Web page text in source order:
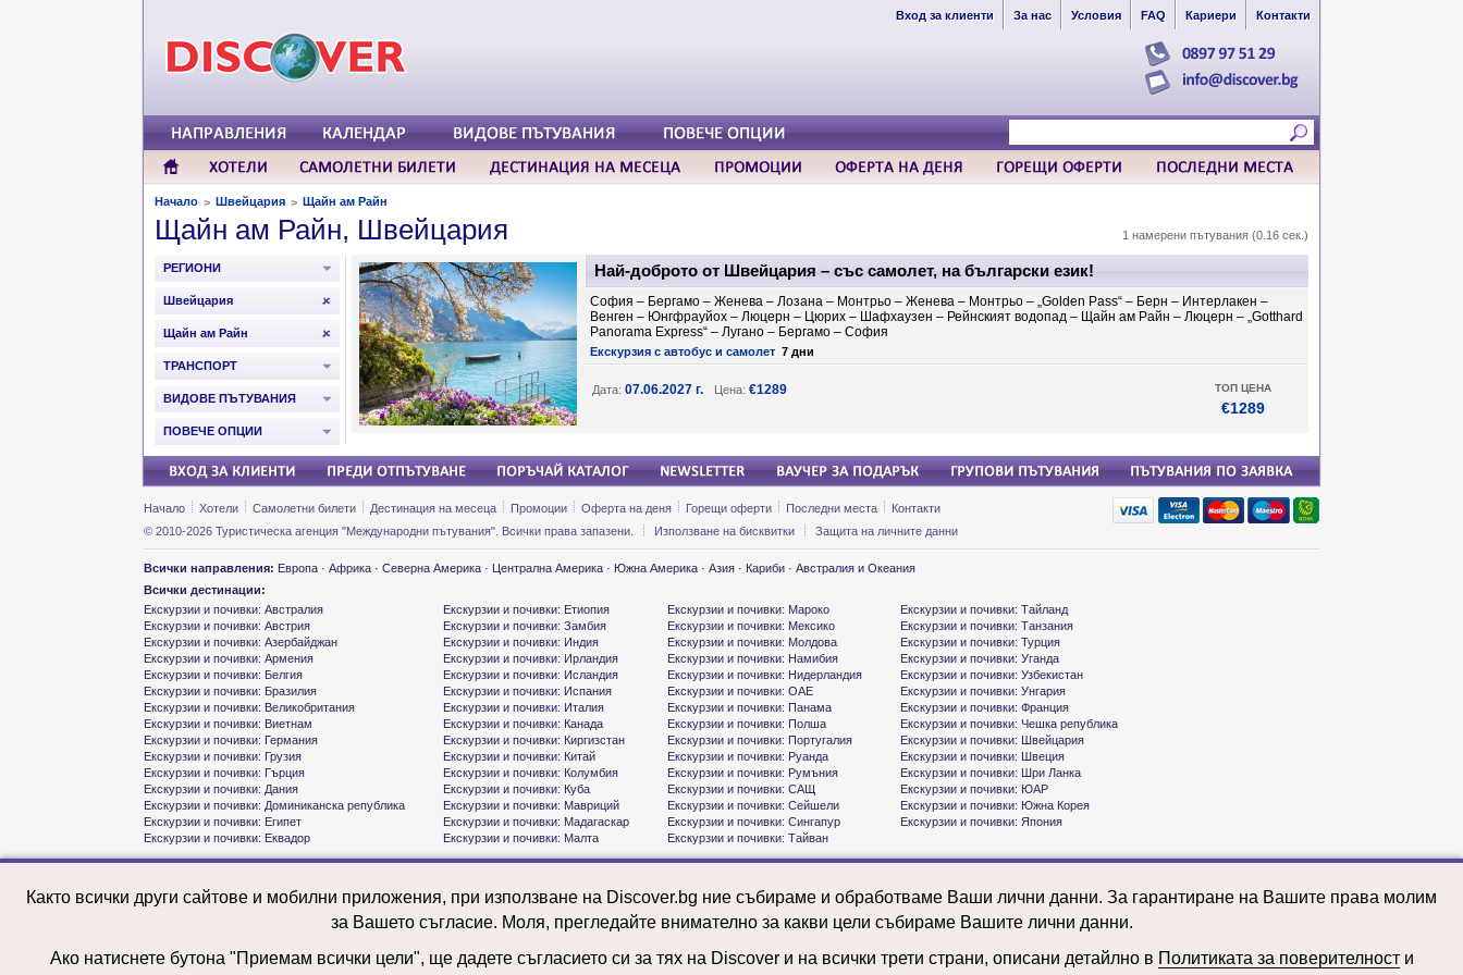
Вход за клиенти За нас Условия FAQ Кариери Контакти
Начало > Швейцария > Щайн ам Райн
Щайн ам Райн, Швейцария 1 намерени пътувания (0.16 сек.)
РЕГИОНИ
Швейцария
Щайн ам Райн
ТРАНСПОРТ
ВИДОВЕ ПЪТУВАНИЯ
ПОВЕЧЕ ОПЦИИ
Най-доброто от Швейцария – със самолет, на български език!
София – Бергамо – Женева – Лозана – Монтрьо – Женева – Монтрьо – „Golden Pаss“ – Берн – Интерлакен –
Венген – Юнгфрауйох – Люцерн – Цюрих – Шафхаузен – Рейнският водопад – Щайн ам Райн – Люцерн – „Gotthard
Panorama Express“ – Лугано – Бергамо – София
Екскурзия с автобус и самолет 7 дни
Дата: 07.06.2027 г. Цена: €1289 ТОП ЦЕНА
€1289
Начало Хотели Самолетни билети Дестинация на месеца Промоции Оферта на деня Горещи оферти Последни места
Контакти
© 2010-2026 Туристическа агенция "Международни пътувания". Всички права запазени.
Използване на бисквитки Защита на личните данни
Всички направления: Европа · Африка · Северна Америка · Централна Америка · Южна Америка · Азия · Кариби · Австралия и Океания
Всички дестинации:
Екскурзии и почивки: Австралия
Екскурзии и почивки: Австрия
Екскурзии и почивки: Азербайджан
Екскурзии и почивки: Армения
Екскурзии и почивки: Белгия
Екскурзии и почивки: Бразилия
Екскурзии и почивки: Великобритания
Екскурзии и почивки: Виетнам
Екскурзии и почивки: Германия
Екскурзии и почивки: Грузия
Екскурзии и почивки: Гърция
Екскурзии и почивки: Дания
Екскурзии и почивки: Доминиканска република
Екскурзии и почивки: Египет
Екскурзии и почивки: Еквадор
Екскурзии и почивки: Етиопия
Екскурзии и почивки: Замбия
Екскурзии и почивки: Индия
Екскурзии и почивки: Ирландия
Екскурзии и почивки: Исландия
Екскурзии и почивки: Испания
Екскурзии и почивки: Италия
Екскурзии и почивки: Канада
Екскурзии и почивки: Киргизстан
Екскурзии и почивки: Китай
Екскурзии и почивки: Колумбия
Екскурзии и почивки: Куба
Екскурзии и почивки: Мавриций
Екскурзии и почивки: Мадагаскар
Екскурзии и почивки: Малта
Екскурзии и почивки: Мароко
Екскурзии и почивки: Мексико
Екскурзии и почивки: Молдова
Екскурзии и почивки: Намибия
Екскурзии и почивки: Нидерландия
Екскурзии и почивки: ОАЕ
Екскурзии и почивки: Панама
Екскурзии и почивки: Полша
Екскурзии и почивки: Португалия
Екскурзии и почивки: Руанда
Екскурзии и почивки: Румъния
Екскурзии и почивки: САЩ
Екскурзии и почивки: Сейшели
Екскурзии и почивки: Сингапур
Екскурзии и почивки: Тайван
Екскурзии и почивки: Тайланд
Екскурзии и почивки: Танзания
Екскурзии и почивки: Турция
Екскурзии и почивки: Уганда
Екскурзии и почивки: Узбекистан
Екскурзии и почивки: Унгария
Екскурзии и почивки: Франция
Екскурзии и почивки: Чешка република
Екскурзии и почивки: Швейцария
Екскурзии и почивки: Швеция
Екскурзии и почивки: Шри Ланка
Екскурзии и почивки: ЮАР
Екскурзии и почивки: Южна Корея
Екскурзии и почивки: Япония
Както всички други сайтове и мобилни приложения, при използване на Discover.bg ние събираме и обработваме Ваши лични данни. За гарантиране на Вашите права молим
за Вашето съгласие. Моля, прегледайте внимателно за какви цели събираме Вашите лични данни.
Ако натиснете бутона "Приемам всички цели", ще дадете съгласието си за тях на Discover и на всички трети страни, описани детайлно в Политиката за поверителности